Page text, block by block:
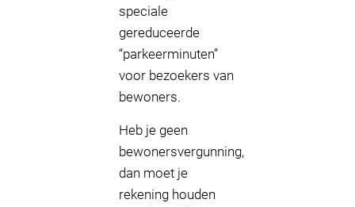
speciale
gereduceerde
“parkeerminuten”
voor bezoekers van
bewoners.
Heb je geen
bewonersvergunning,
dan moet je
rekening houden